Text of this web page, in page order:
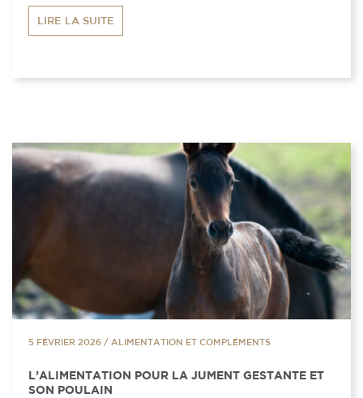
LIRE LA SUITE
5 FÉVRIER 2026 / ALIMENTATION ET COMPLÉMENTS
L’ALIMENTATION POUR LA JUMENT GESTANTE ET
SON POULAIN